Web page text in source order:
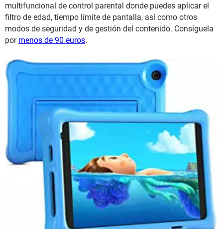
multifuncional de control parental donde puedes aplicar el
filtro de edad, tiempo límite de pantalla, así como otros
modos de seguridad y de gestión del contenido. Consíguela
por menos de 90 euros.